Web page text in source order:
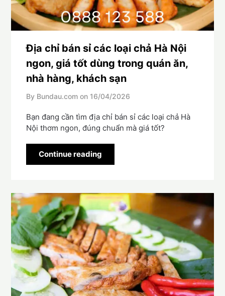
Địa chỉ bán sỉ các loại chả Hà Nội
ngon, giá tốt dùng trong quán ăn,
nhà hàng, khách sạn
By Bundau.com on 16/04/2026
Bạn đang cần tìm địa chỉ bán sỉ các loại chả Hà
Nội thơm ngon, đúng chuẩn mà giá tốt?
Continue reading